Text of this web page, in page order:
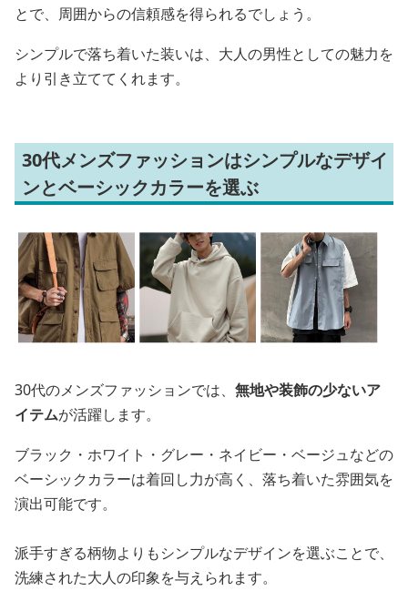
とで、周囲からの信頼感を得られるでしょう。
シンプルで落ち着いた装いは、大人の男性としての魅力を
より引き立ててくれます。
30代メンズファッションはシンプルなデザイ
ンとベーシックカラーを選ぶ
30代のメンズファッションでは、 無地や装飾の少ないア
イテムが活躍します。
ブラック・ホワイト・グレー・ネイビー・ベージュなどの
ベーシックカラーは着回し力が高く、落ち着いた雰囲気を
演出可能です。
派手すぎる柄物よりもシンプルなデザインを選ぶことで、
洗練された大人の印象を与えられます。